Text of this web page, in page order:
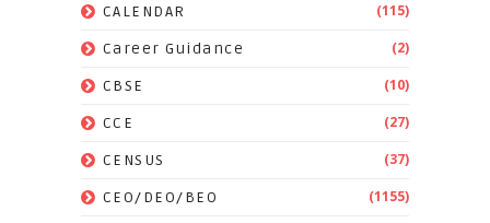
CALENDAR (115)
Career Guidance (2)
CBSE (10)
CCE (27)
CENSUS (37)
CEO/DEO/BEO (1155)